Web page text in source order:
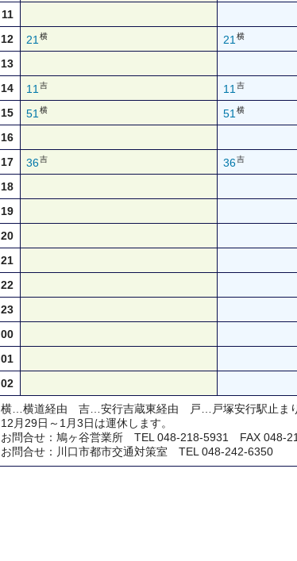
11
12
21 横 21 横
13
14
11 吉 11 吉
15 51 横 51 横
16
17
36吉 36吉
18
19
20
21
22
23
00
01
02
横…横道経由 吉…安行吉蔵東経由 戸…戸塚安行駅止ま
12月29日～1月3日は運休します。
お問合せ：鳩ヶ谷営業所 TEL 048-218-5931 FAX 048-
お問合せ：川口市都市交通対策室 TEL 048-242-6350